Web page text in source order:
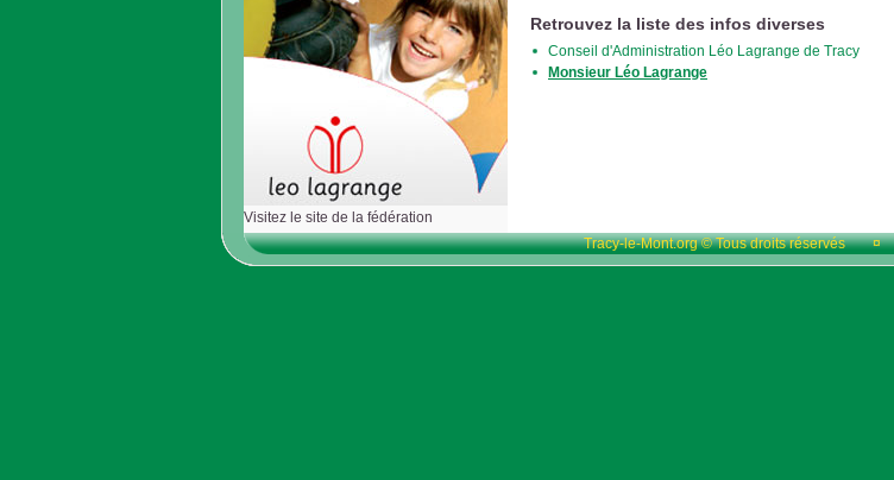
Visitez le site de la fédération
Retrouvez la liste des infos diverses
Conseil d'Administration Léo Lagrange de Tracy
Monsieur Léo Lagrange
Tracy-le-Mont.org © Tous droits réservés ¤